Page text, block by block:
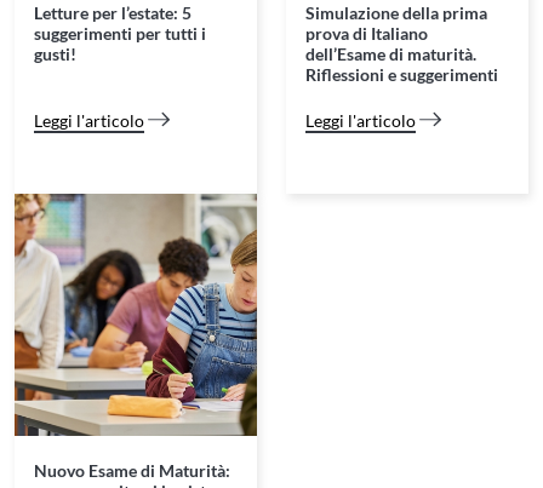
Letture per l’estate: 5
suggerimenti per tutti i
gusti!
Leggi l'articolo
Simulazione della prima
prova di Italiano
dell’Esame di maturità.
Riflessioni e suggerimenti
Leggi l'articolo
Nuovo Esame di Maturità: